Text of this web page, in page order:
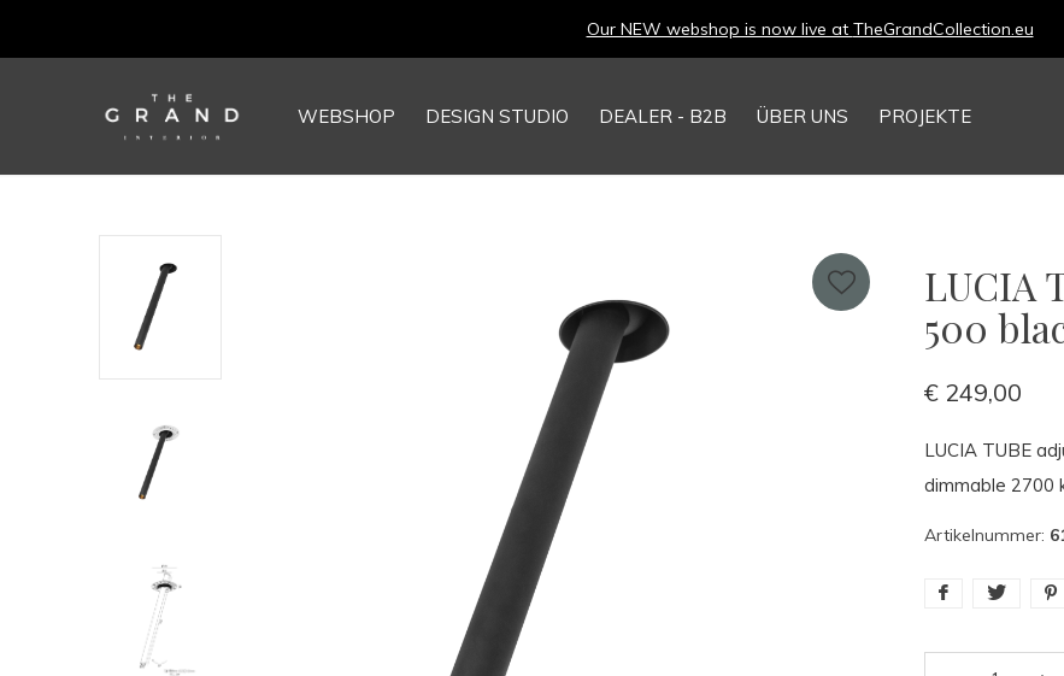
WEBSHOP DESIGN STUDIO DEALER - B2B ÜBER UNS PROJEKTE
Our NEW webshop is now live at TheGrandCollection.eu
LUCIA
500
€ 249,00
LUCIA TUBE
dimmable 2700
Artikelnummer: